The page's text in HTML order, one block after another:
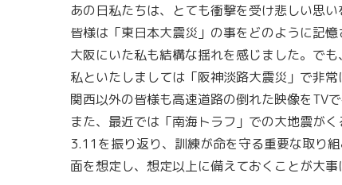
あの日私たちは、とても衝撃を受け悲しい思い
皆様は「東日本大震災」の事をどのように記憶
大阪にいた私も結構な揺れを感じました。で
私といたしましては「阪神淡路大震災」で非常
関西以外の皆様も高速道路の倒れた映像をTV
また、最近では「南海トラフ」での大地震がく
3.11を振り返り、訓練が命を守る重要な取り
面を想定し、想定以上に備えておくことが大事